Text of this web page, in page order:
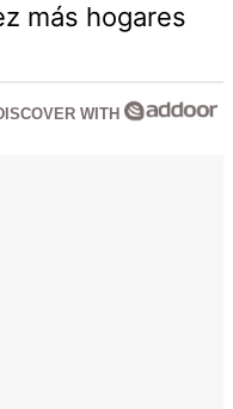
más hogares
WITH